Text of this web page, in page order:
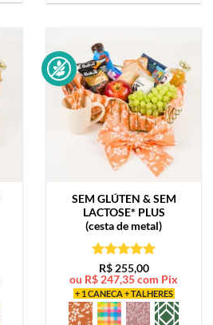
SEM GLÚTEN & SEM
LACTOSE* PLUS
(cesta de metal)
Avaliação5
de 5
R$255,00
ou R$247,35com Pix
+ 1 CANECA + TALHERES